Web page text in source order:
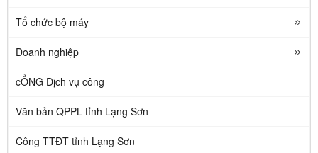
Tổ chức bộ máy
Doanh nghiệp
cỔNG Dịch vụ công
Văn bản QPPL tỉnh Lạng Sơn
Công TTĐT tỉnh Lạng Sơn